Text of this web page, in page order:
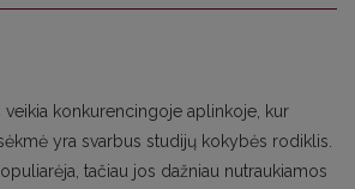
konkurencingoje aplinkoje, kur
yra svarbus studijų kokybės rodiklis.
tačiau jos dažniau nutraukiamos